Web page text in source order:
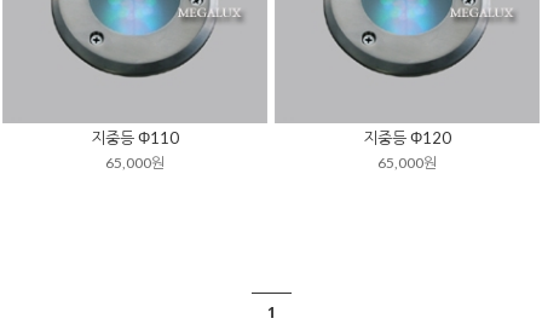
지중등 Φ110
65,000원
지중등 Φ120
65,000원
1